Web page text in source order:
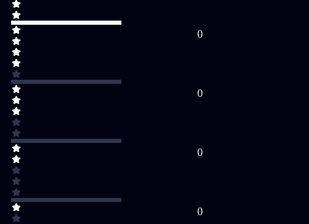
0
0
0
0